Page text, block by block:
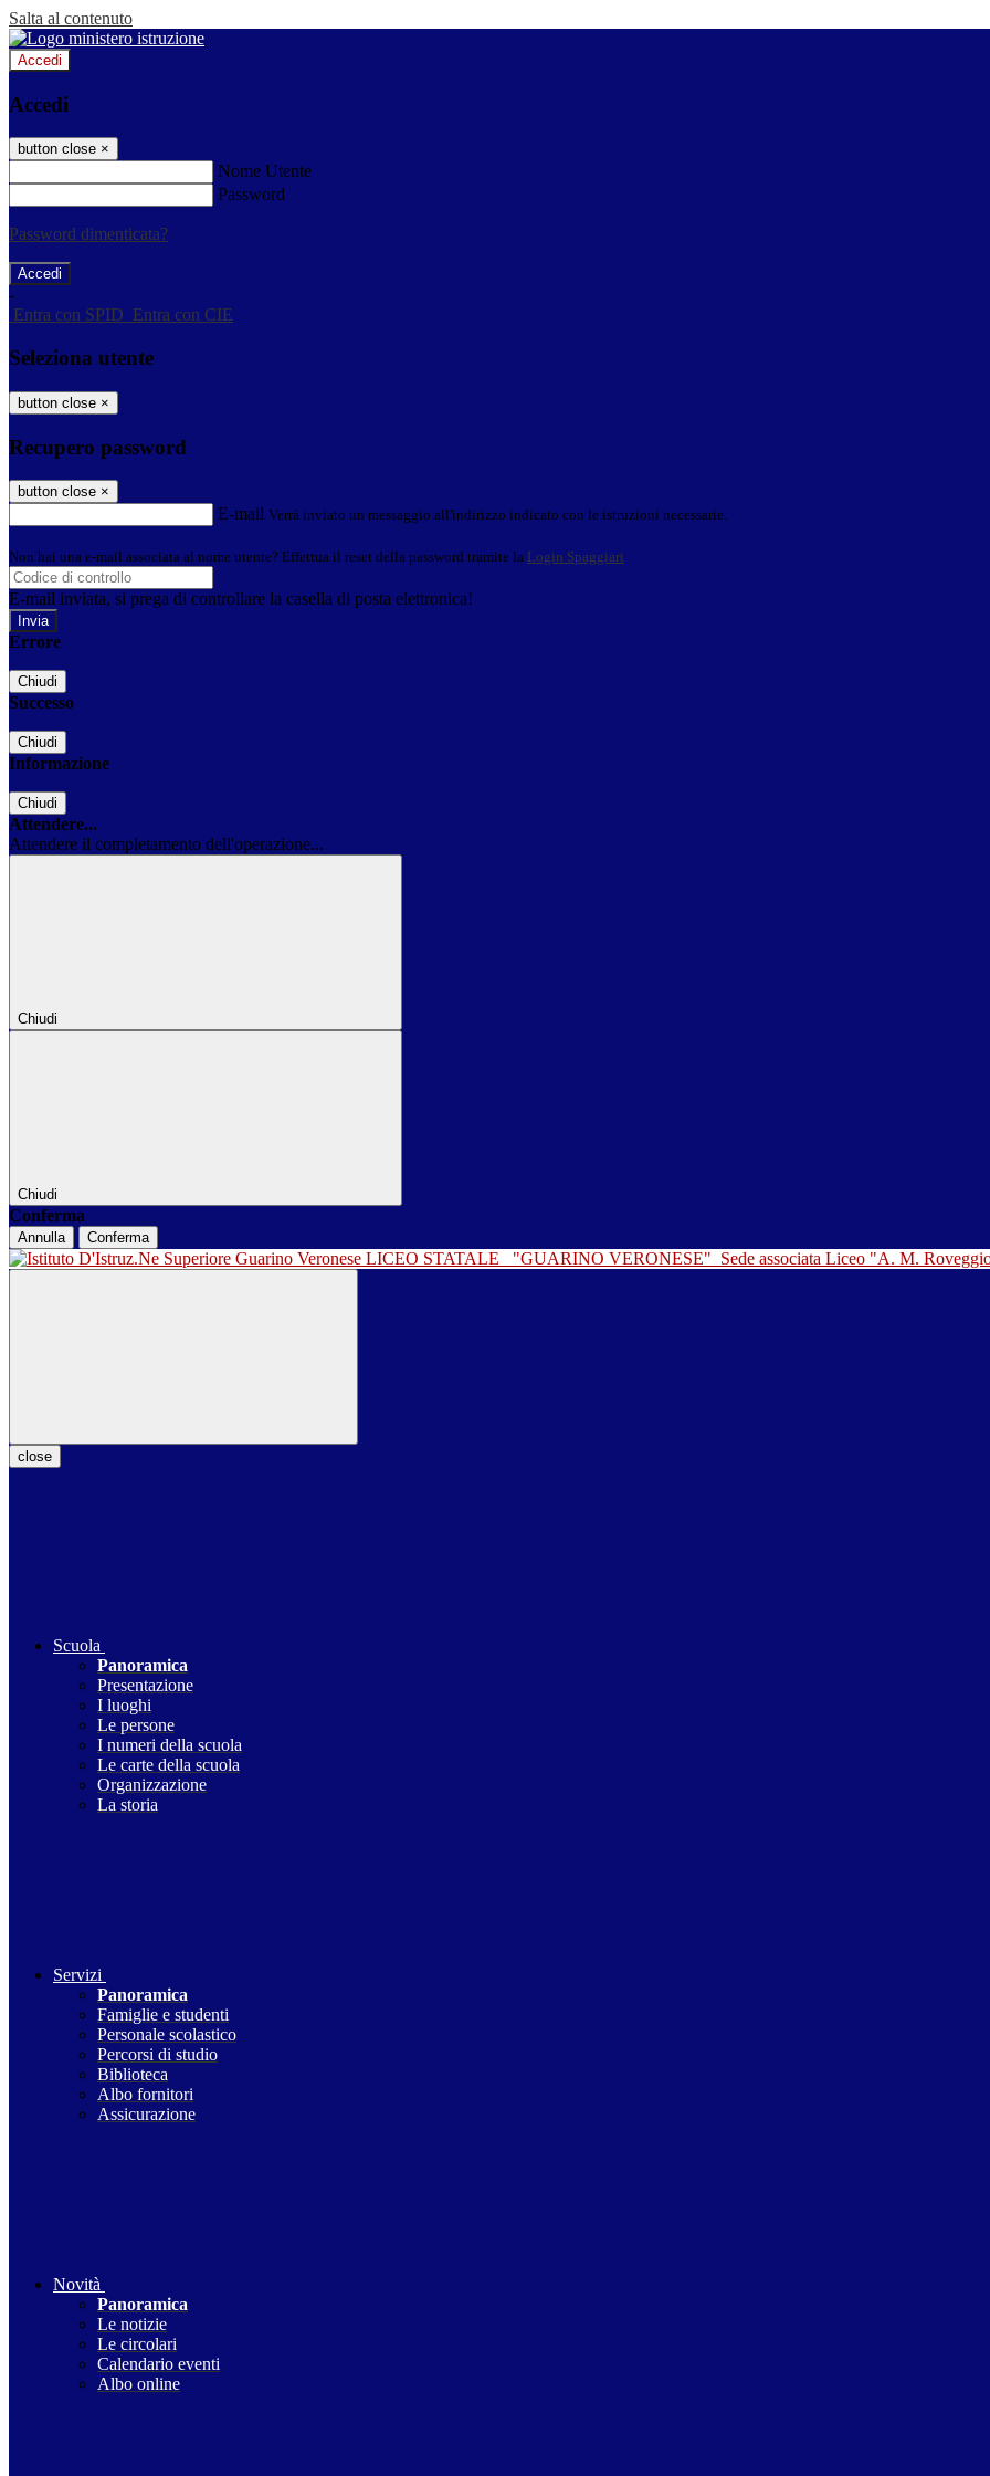
Salta al contenuto
Accedi
Accedi
button close ×
Nome Utente
Password
Password dimenticata?
-
Entra con SPID Entra con CIE
Seleziona utente
button close ×
Recupero password
button close ×
E-mail Verrà inviato un messaggio all'indirizzo indicato con le istruzioni necessarie.
Non hai una e-mail associata al nome utente? Effettua il reset della password tramite la Login Spaggiari
E-mail inviata, si prega di controllare la casella di posta elettronica!
Errore
Chiudi
Successo
Chiudi
Informazione
Chiudi
Attendere...
Attendere il completamento dell'operazione...
Chiudi
Chiudi
Conferma
Annulla Conferma
LICEO STATALE "GUARINO VERONESE" Sede associata Liceo "A. M.
close
Scuola
Panoramica
Presentazione
I luoghi
Le persone
I numeri della scuola
Le carte della scuola
Organizzazione
La storia
Servizi
Panoramica
Famiglie e studenti
Personale scolastico
Percorsi di studio
Biblioteca
Albo fornitori
Assicurazione
Novità
Panoramica
Le notizie
Le circolari
Calendario eventi
Albo online